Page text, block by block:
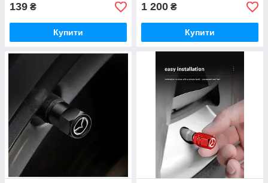
139 ₴
Купити
1 200 ₴
Купити